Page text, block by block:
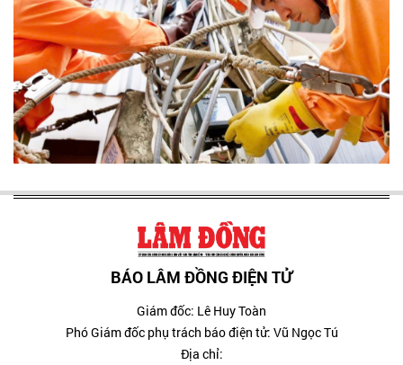
BÁO LÂM ĐỒNG ĐIỆN TỬ
Giám đốc: Lê Huy Toàn
Phó Giám đốc phụ trách báo điện tử: Vũ Ngọc Tú
Địa chỉ: